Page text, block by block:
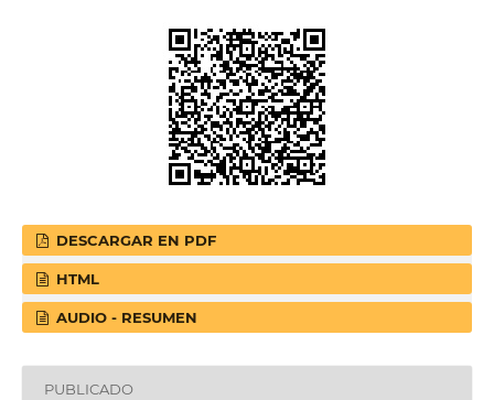
DESCARGAR EN PDF
HTML
AUDIO - RESUMEN
PUBLICADO